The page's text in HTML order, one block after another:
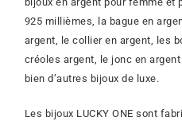
925 millièmes, la bague en
argent, le collier en argent, les
créoles argent, le jonc en
bien d’autres bijoux de luxe.
Les bijoux LUCKY ONE sont